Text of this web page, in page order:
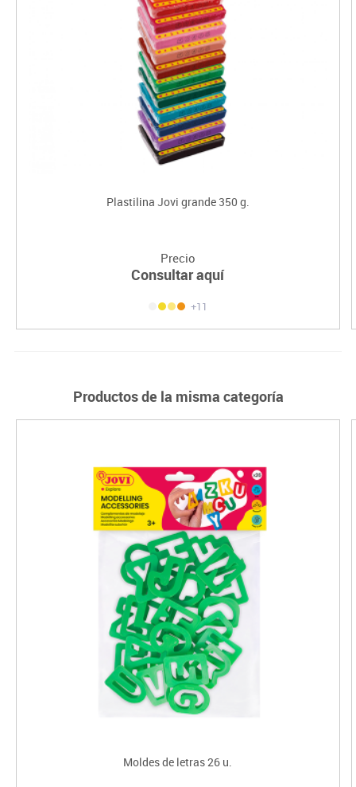
Plastilina Jovi grande 350 g.
Precio
Consultar aquí
+11
Productos de la misma categoría
Moldes de letras 26 u.